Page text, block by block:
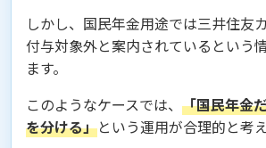
しかし、国民年金用途では三井住友
付与対象外と案内されているという
ます。
このようなケースでは、 「国民年金
を分ける」という運用が合理的と考